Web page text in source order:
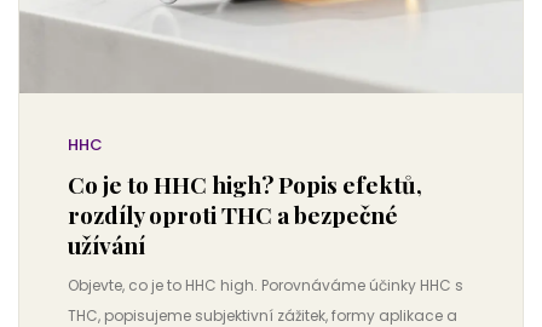
HHC
Co je to HHC high? Popis efektů,
rozdíly oproti THC a bezpečné
užívání
Objevte, co je to HHC high. Porovnáváme účinky HHC s
THC, popisujeme subjektivní zážitek, formy aplikace a